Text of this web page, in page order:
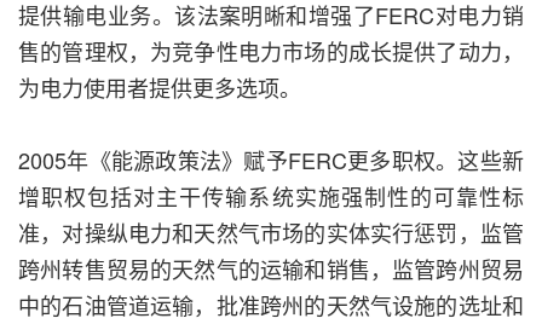
提供输电业务。该法案明晰和增强了FERC对电力销
售的管理权，为竞争性电力市场的成长提供了动力，
为电力使用者提供更多选项。
2005年《能源政策法》赋予FERC更多职权。这些新
增职权包括对主干传输系统实施强制性的可靠性标
准，对操纵电力和天然气市场的实体实行惩罚，监管
跨州转售贸易的天然气的运输和销售，监管跨州贸易
中的石油管道运输，批准跨州的天然气设施的选址和